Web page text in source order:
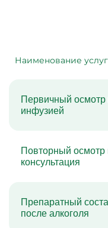
Наименование
Первичный осмотр
инфузией
Повторный осмотр
консультация
Препаратный
после алкоголя